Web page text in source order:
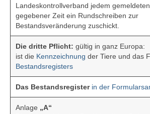
Landeskontrollverband jedem
gegebener Zeit ein Rundschreiben zur
Bestandsveränderung zuschickt.
Die dritte Pflicht: gültig in ganz Europa:
ist die Kennzeichnung der Tiere und das
Bestandsregisters
Das Bestandsregister in der
Anlage „A“